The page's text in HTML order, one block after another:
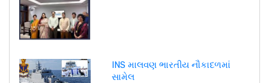
INS માલવણ ભારતીય નૌકાદળમાં
સામેલ